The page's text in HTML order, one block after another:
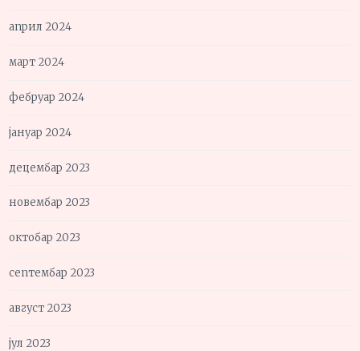
април 2024
март 2024
фебруар 2024
јануар 2024
децембар 2023
новембар 2023
октобар 2023
септембар 2023
август 2023
јул 2023